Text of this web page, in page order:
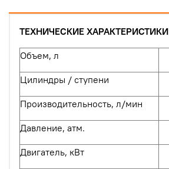
ТЕХНИЧЕСКИЕ ХАРАКТЕРИСТИКИ
Объем, л
Цилиндры / ступени
Производительность, л/мин
Давление, атм.
Двигатель, кВт